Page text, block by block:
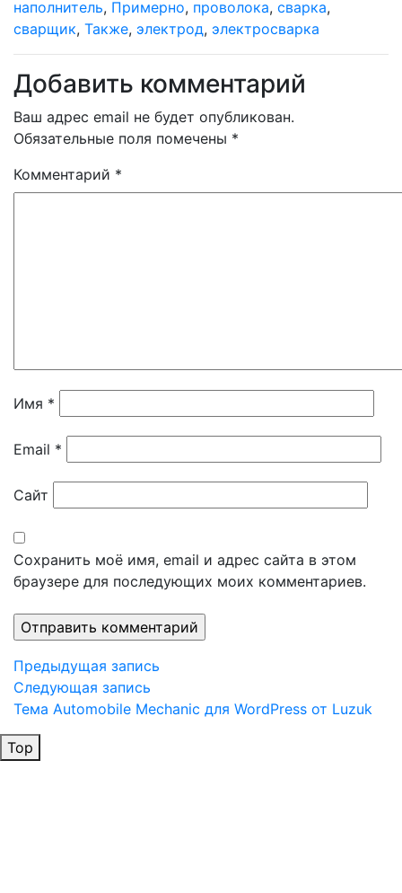
наполнитель, Примерно, проволока, сварка,
сварщик, Также, электрод, электросварка
Добавить комментарий
Ваш адрес email не будет опубликован.
Обязательные поля помечены *
Комментарий *
Имя *
Email *
Сайт
Сохранить моё имя, email и адрес сайта в этом
браузере для последующих моих комментариев.
Навигация
по
записям
Предыдущая
запись
Предыдущая запись
Следующая
запись
Следующая запись
Тема Automobile Mechanic для WordPress от Luzuk
Top